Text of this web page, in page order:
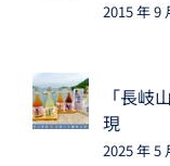
2015 年 9
「長岐
現
2025 年 5